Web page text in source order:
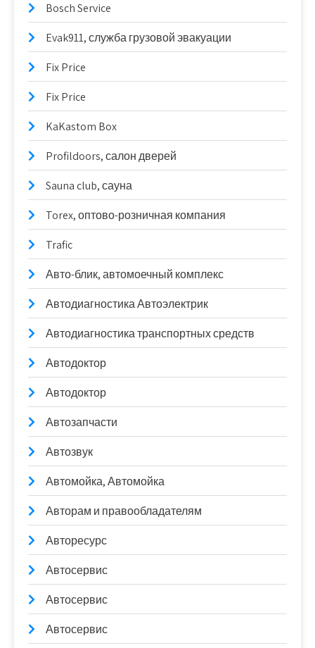
Bosch Service
Evak911, служба грузовой эвакуации
Fix Price
Fix Price
KaKastom Box
Profildoors, салон дверей
Sauna club, сауна
Torex, оптово-розничная компания
Trafic
Авто-блик, автомоечный комплекс
Автодиагностика Автоэлектрик
Автодиагностика транспортных средств
Автодоктор
Автодоктор
Автозапчасти
Автозвук
Автомойка, Автомойка
Авторам и правообладателям
Авторесурс
Автосервис
Автосервис
Автосервис